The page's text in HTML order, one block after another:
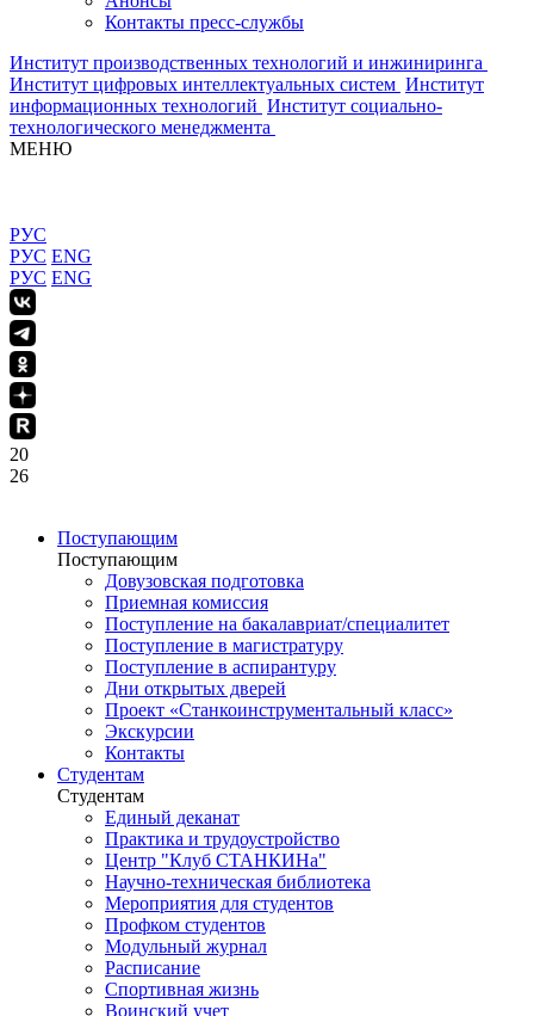
Контакты пресс-службы
Институт производственных технологий и инжиниринга
Институт цифровых интеллектуальных систем Институт
информационных технологий Институт социально-
технологического менеджмента
МЕНЮ
РУС
РУС ENG
РУС ENG
20
26
Поступающим
Поступающим
Довузовская подготовка
Приемная комиссия
Поступление на бакалавриат/специалитет
Поступление в магистратуру
Поступление в аспирантуру
Дни открытых дверей
Проект «Станкоинструментальный класс»
Экскурсии
Контакты
Студентам
Студентам
Единый деканат
Практика и трудоустройство
Центр "Клуб СТАНКИНа"
Научно-техническая библиотека
Мероприятия для студентов
Профком студентов
Модульный журнал
Расписание
Спортивная жизнь
Воинский учет